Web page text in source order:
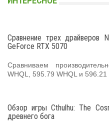
Сравнение трех драйверов
GeForce RTX 5070
Сравниваем
WHQL, 595.79 WHQL и 596.21
Обзор игры Cthulhu: The
древнего бога